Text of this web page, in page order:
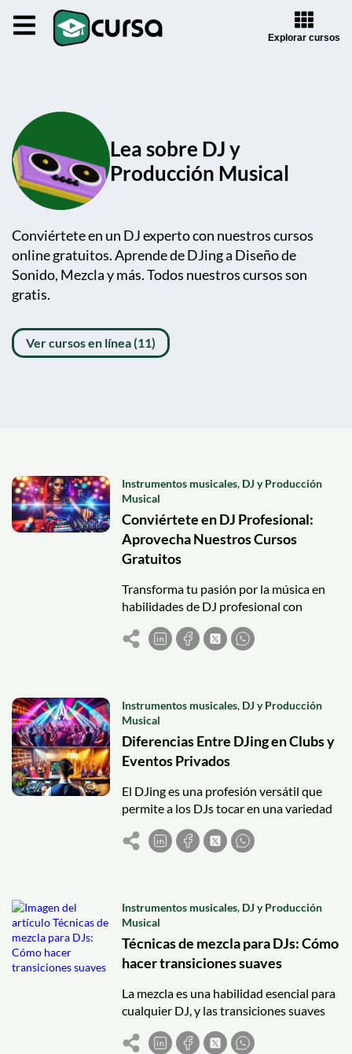
Explorar cursos
Lea sobre DJ y
Producción Musical
Conviértete en un DJ experto con nuestros cursos
online gratuitos. Aprende de DJing a Diseño de
Sonido, Mezcla y más. Todos nuestros cursos son
gratis.
Ver cursos en línea (11)
Instrumentos musicales, DJ y Producción
Musical
Conviértete en DJ Profesional:
Aprovecha Nuestros Cursos
Gratuitos
Transforma tu pasión por la música en
habilidades de DJ profesional con
cursos gratuitos que cubren técnicas
como beatmatching y scratching.
Instrumentos musicales, DJ y Producción
Musical
Diferencias Entre DJing en Clubs y
Eventos Privados
El DJing es una profesión versátil que
permite a los DJs tocar en una variedad
de entornos, cada uno con sus propias
características y desafíos. Dos de los
música para una audiencia, existen
diferencias significativas que todo DJ
debe comprender para adaptarse y
tener éxito en cada uno.
Instrumentos musicales, DJ y Producción
Musical
Técnicas de mezcla para DJs: Cómo
hacer transiciones suaves
La mezcla es una habilidad esencial para
cualquier DJ, y las transiciones suaves
entre pistas pueden hacer la diferencia
entre un set mediocre y uno